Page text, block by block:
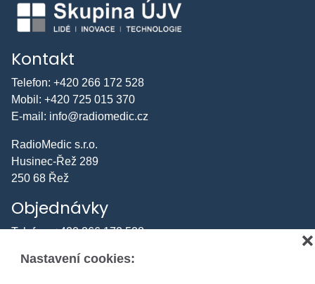
Nastavení cookies:
❌
Kontakt
Telefon: +420 266 172 528
Mobil: +420 725 015 370
E-mail: info@radiomedic.cz
RadioMedic s.r.o.
Husinec-Řež 289
250 68 Řež
Objednávky
Telefon:+420 266 172 528
E-mail:odbyt.rm@radiomedic.cz